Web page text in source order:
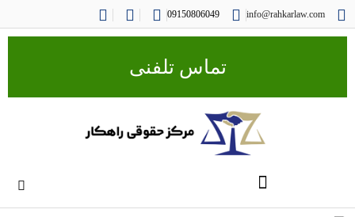
info@rahkarlaw.com
09150806049
تماس تلفنی